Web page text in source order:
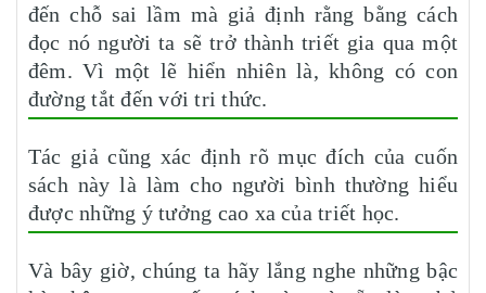
đến chỗ sai lầm mà giả định rằng bằng cách
đọc nó người ta sẽ trở thành triết gia qua một
đêm. Vì một lẽ hiển nhiên là, không có con
đường tắt đến với tri thức.
Tác giả cũng xác định rõ mục đích của cuốn
sách này là làm cho người bình thường hiểu
được những ý tưởng cao xa của triết học.
Và bây giờ, chúng ta hãy lắng nghe những bậc